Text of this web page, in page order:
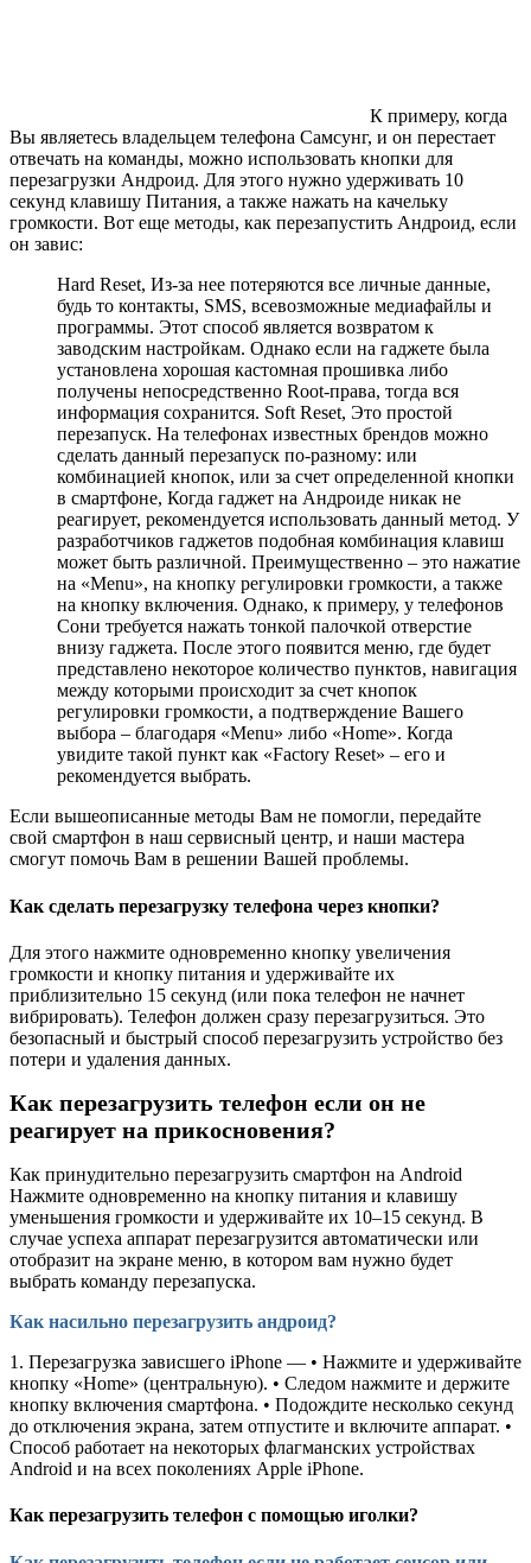
К примеру, когда
Вы являетесь владельцем телефона Самсунг, и он перестает
отвечать на команды, можно использовать кнопки для
перезагрузки Андроид. Для этого нужно удерживать 10
секунд клавишу Питания, а также нажать на качельку
громкости. Вот еще методы, как перезапустить Андроид, если
он завис:
Hard Reset, Из-за нее потеряются все личные данные,
будь то контакты, SMS, всевозможные медиафайлы и
программы. Этот способ является возвратом к
заводским настройкам. Однако если на гаджете была
установлена хорошая кастомная прошивка либо
получены непосредственно Root-права, тогда вся
информация сохранится. Soft Reset, Это простой
перезапуск. На телефонах известных брендов можно
сделать данный перезапуск по-разному: или
комбинацией кнопок, или за счет определенной кнопки
в смартфоне, Когда гаджет на Андроиде никак не
реагирует, рекомендуется использовать данный метод. У
разработчиков гаджетов подобная комбинация клавиш
может быть различной. Преимущественно – это нажатие
на «Menu», на кнопку регулировки громкости, а также
на кнопку включения. Однако, к примеру, у телефонов
Сони требуется нажать тонкой палочкой отверстие
внизу гаджета. После этого появится меню, где будет
представлено некоторое количество пунктов, навигация
между которыми происходит за счет кнопок
регулировки громкости, а подтверждение Вашего
выбора – благодаря «Menu» либо «Home». Когда
увидите такой пункт как «Factory Reset» – его и
рекомендуется выбрать.
Если вышеописанные методы Вам не помогли, передайте
свой смартфон в наш сервисный центр, и наши мастера
смогут помочь Вам в решении Вашей проблемы.
Как сделать перезагрузку телефона через кнопки?
Для этого нажмите одновременно кнопку увеличения
громкости и кнопку питания и удерживайте их
приблизительно 15 секунд (или пока телефон не начнет
вибрировать). Телефон должен сразу перезагрузиться. Это
безопасный и быстрый способ перезагрузить устройство без
потери и удаления данных.
Как перезагрузить телефон если он не
реагирует на прикосновения?
Как принудительно перезагрузить смартфон на Android
Нажмите одновременно на кнопку питания и клавишу
уменьшения громкости и удерживайте их 10–15 секунд. В
случае успеха аппарат перезагрузится автоматически или
отобразит на экране меню, в котором вам нужно будет
выбрать команду перезапуска.
Как насильно перезагрузить андроид?
1. Перезагрузка зависшего iPhone — • Нажмите и удерживайте
кнопку «Home» (центральную). • Следом нажмите и держите
кнопку включения смартфона. • Подождите несколько секунд
до отключения экрана, затем отпустите и включите аппарат. •
Способ работает на некоторых флагманских устройствах
Android и на всех поколениях Apple iPhone.
Как перезагрузить телефон с помощью иголки?